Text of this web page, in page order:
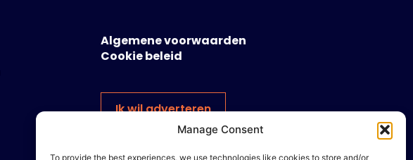
Manage Consent
To provide the best experiences, we use technologies like cookies to store and/or
Algemene voorwaarden
Cookie beleid
Ik wil adverteren